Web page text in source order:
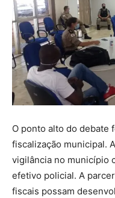
O ponto alto do debate
fiscalização municipal.
vigilância no município
efetivo policial. A
fiscais possam